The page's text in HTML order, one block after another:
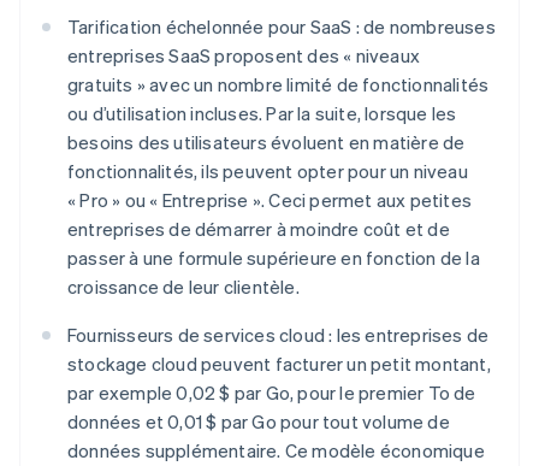
Tarification échelonnée pour SaaS : de nombreuses
entreprises SaaS proposent des « niveaux
gratuits » avec un nombre limité de fonctionnalités
ou d’utilisation incluses. Par la suite, lorsque les
besoins des utilisateurs évoluent en matière de
fonctionnalités, ils peuvent opter pour un niveau
« Pro » ou « Entreprise ». Ceci permet aux petites
entreprises de démarrer à moindre coût et de
passer à une formule supérieure en fonction de la
croissance de leur clientèle.
Fournisseurs de services cloud : les entreprises de
stockage cloud peuvent facturer un petit montant,
par exemple 0,02 $ par Go, pour le premier To de
données et 0,01 $ par Go pour tout volume de
données supplémentaire. Ce modèle économique